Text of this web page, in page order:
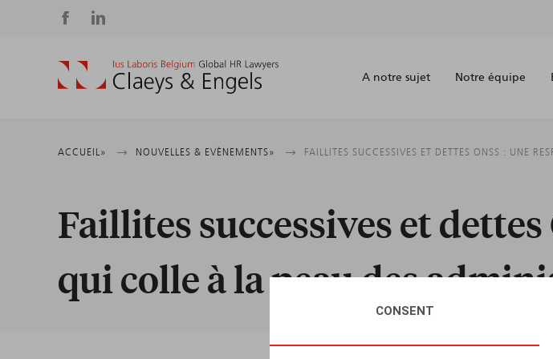
CONSENT
Social
media
A notre sujet Notre équipe
Fil
d'Ariane
ACCUEIL NOUVELLES & EVÈNEMENTS FAILLITES SUCCESSIVES ET DETTES ONSS : UNE
Faillites successives et
qui colle à la peau des